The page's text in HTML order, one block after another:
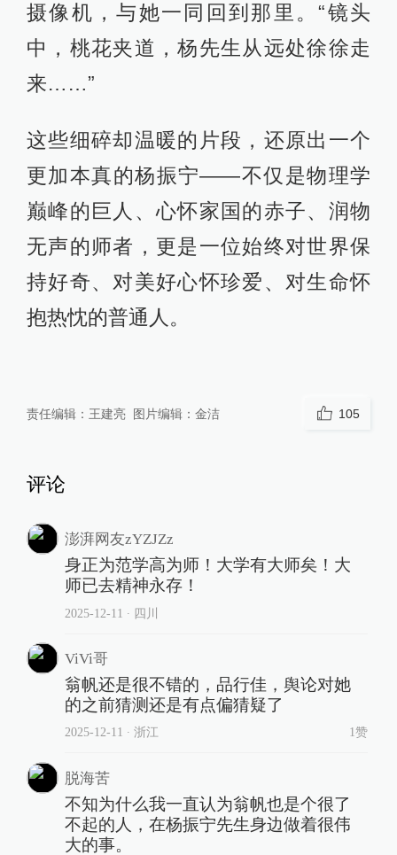
摄像机，与她一同回到那里。“镜头
中，桃花夹道，杨先生从远处徐徐走
来……”
这些细碎却温暖的片段，还原出一个
更加本真的杨振宁——不仅是物理学
巅峰的巨人、心怀家国的赤子、润物
无声的师者，更是一位始终对世界保
持好奇、对美好心怀珍爱、对生命怀
抱热忱的普通人。
责任编辑： 王建亮 图片编辑： 金洁 105
评论
澎湃网友zYZJZz
身正为范学高为师！大学有大师矣！大
师已去精神永存！
2025-12-11 ∙ 四川
ViVi哥
翁帆还是很不错的，品行佳，舆论对她
的之前猜测还是有点偏猜疑了
2025-12-11 ∙ 浙江 1赞
脱海苦
不知为什么我一直认为翁帆也是个很了
不起的人，在杨振宁先生身边做着很伟
大的事。